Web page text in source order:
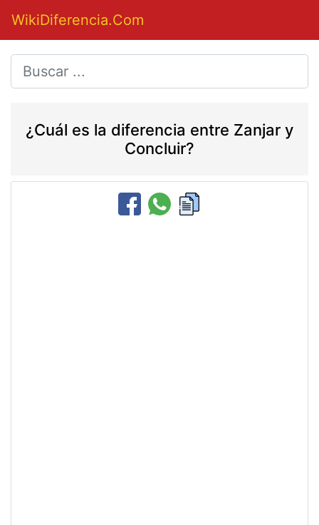
WikiDiferencia.Com
¿Cuál es la diferencia entre Zanjar y
Concluir?